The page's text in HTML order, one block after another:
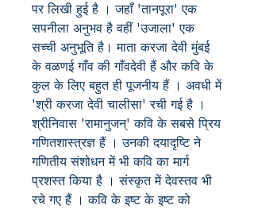
पर लिखी हुई है । जहाँ 'तानपूरा' एक
सपनीला अनुभव है वहीं 'उजाला' एक
सच्ची अनुभूति है। माता करजा देवी मुंबई
के वळणई गाँव की गाँवदेवी हैं और कवि के
कुल के लिए बहुत ही पूजनीय हैं । अवधी में
'श्री करजा देवी चालीसा' रची गई है ।
श्रीनिवास 'रामानुजन्' कवि के सबसे प्रिय
गणितशास्त्रज्ञ हैं । उनकी दयादृष्टि ने
गणितीय संशोधन में भी कवि का मार्ग
प्रशस्त किया है । संस्कृत में देवस्तव भी
रचे गए हैं । कवि के इष्ट के इष्ट को